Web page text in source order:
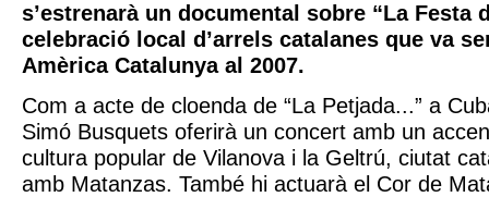
s’estrenarà un documental sobre “La Festa
celebració local d’arrels catalanes que va
Amèrica Catalunya al 2007.
Com a acte de cloenda de “La Petjada...” a
Simó Busquets oferirà un concert amb un
cultura popular de Vilanova i la Geltrú, ciutat
amb Matanzas. També hi actuarà el Cor de